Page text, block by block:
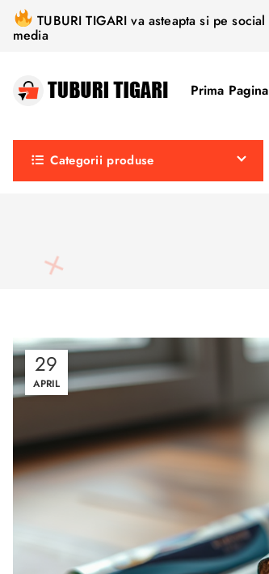
TUBURI TIGARI va asteapta si pe social
media
Prima Pagina
Categorii produse
29
APRIL